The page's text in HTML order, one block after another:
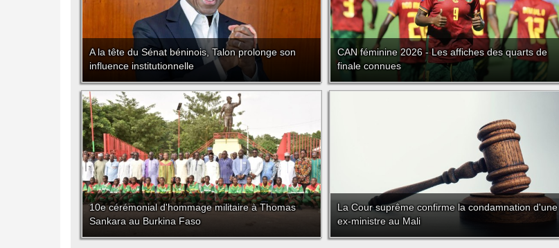
A la tête du Sénat béninois, Talon prolonge son
influence institutionnelle
CAN féminine 2026 - Les affiches des quarts de
finale connues
10e cérémonial d'hommage militaire à Thomas
Sankara au Burkina Faso
La Cour suprême confirme la condamnation d'une
ex-ministre au Mali